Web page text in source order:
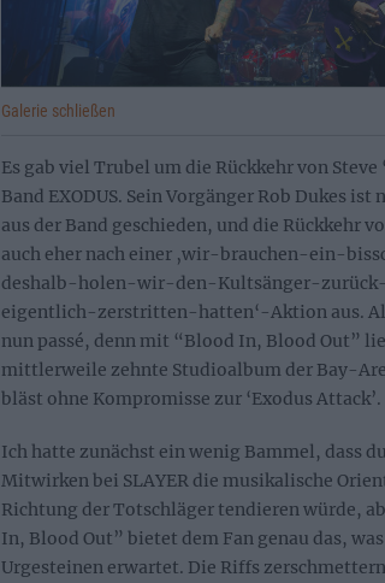
Galerie schließen
Es gab viel Trubel um die Rückkehr von Steve
Band EXODUS. Sein Vorgänger Rob Dukes
aus der Band geschieden, und die Rückkehr
auch eher nach einer ‚wir-brauchen-ein-
deshalb-holen-wir-den-Kultsänger-
eigentlich-zerstritten-hatten‘-Aktion aus.
nun passé, denn mit “Blood In, Blood Out”
mittlerweile zehnte Studioalbum der Bay-
bläst ohne Kompromisse zur ‘Exodus Attack’.
Ich hatte zunächst ein wenig Bammel, dass
Mitwirken bei SLAYER die musikalische
Richtung der Totschläger tendieren würde,
In, Blood Out” bietet dem Fan genau das,
Urgesteinen erwartet. Die Riffs